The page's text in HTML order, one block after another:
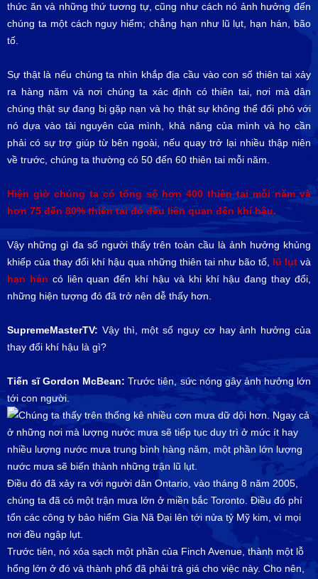
thức ăn và những thứ tương tự, cũng như cách nó ảnh hưởng đến
chúng ta một cách nguy hiểm; chẳng hạn như lũ lụt, hạn hán, bão
tố.
Sự thật là nếu chúng ta nhìn khắp địa cầu vào con số thiên tai xảy
ra hàng năm và nơi chúng ta xác định có thiên tai, nơi mà dân
chúng thật sự đang bị gặp nạn và họ thật sự không thể đối phó với
nó dựa vào tài nguyên của mình, khả năng của mình và họ cần
phải có sự trợ giúp từ bên ngoài, nếu quay trở lại nhiều thập niên
về trước, chúng ta thường có 50 đến 60 thiên tai mỗi năm.
Hiện giờ chúng ta có tổng số hơn 400 thiên tai mỗi năm và
hơn 75 đến 80% thiên tai đó đều liên quan đến khí hậu.
Vậy những gì đa số người thấy trên toàn cầu là ảnh hưởng khủng
khiếp của thay đổi khí hậu qua những thiên tai như bão tố, lũ lụt và
hạn hán có liên quan đến khí hậu và khi khí hậu đang thay đổi,
những hiện tượng đó đã trở nên dễ thấy hơn.
SupremeMasterTV: Vậy thì, một số nguy cơ hay ảnh hưởng của
thay đổi khí hậu là gì?
Tiến sĩ Gordon McBean: Trước tiên, sức nóng gây ảnh hưởng lớn
tới con người.
Chúng ta thấy trên thống kê nhiều cơn mưa dữ dội hơn. Ngay cả
ở những nơi mà lượng nước mưa sẽ tiếp tục duy trì ở mức ít hay
nhiều lượng nước mưa trung bình hàng năm, một phần lớn lượng
nước mưa sẽ biến thành những trận lũ lụt.
Điều đó đã xảy ra với người dân Ontario, vào tháng 8 năm 2005,
chúng ta đã có một trận mưa lớn ở miền bắc Toronto. Điều đó phí
tổn các công ty bảo hiểm Gia Nã Đại lên tới nửa tỷ Mỹ kim, vì mọi
nơi đều ngập lụt.
Trước tiên, nó xóa sạch một phần của Finch Avenue, thành một lỗ
hổng lớn ở đó và thành phố đã phải trả giá cho việc này. Cho nên,